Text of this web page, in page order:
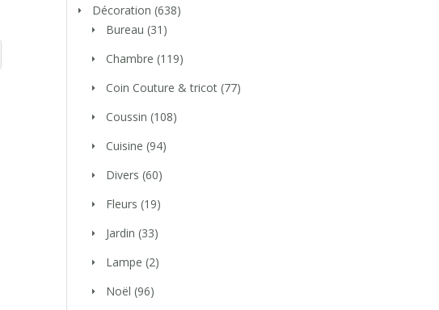
Décoration (638)
Bureau (31)
Chambre (119)
Coin Couture & tricot (77)
Coussin (108)
Cuisine (94)
Divers (60)
Fleurs (19)
Jardin (33)
Lampe (2)
Noël (96)